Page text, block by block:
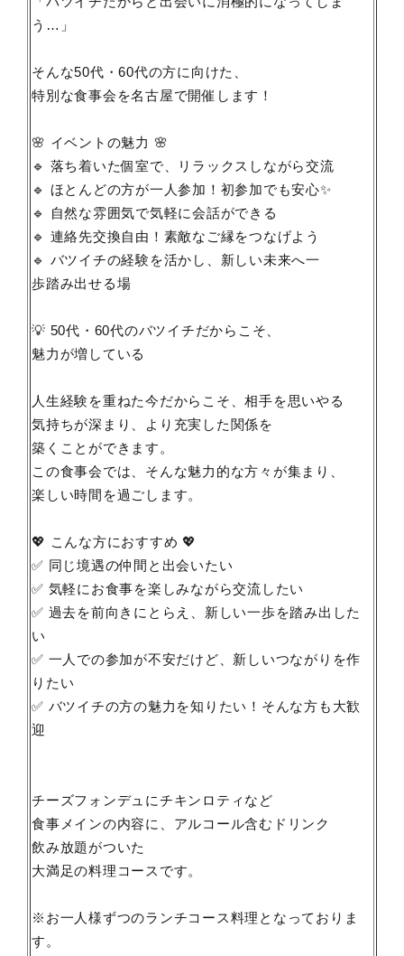
う…」
そんな50代・60代の方に向けた、
特別な食事会を名古屋で開催します！
🌸 イベントの魅力 🌸
🔹 落ち着いた個室で、リラックスしながら交流
🔹 ほとんどの方が一人参加！初参加でも安心✨
🔹 自然な雰囲気で気軽に会話ができる
🔹 連絡先交換自由！素敵なご縁をつなげよう
🔹 バツイチの経験を活かし、新しい未来へ一
歩踏み出せる場
💡 50代・60代のバツイチだからこそ、
魅力が増している
人生経験を重ねた今だからこそ、相手を思いやる
気持ちが深まり、より充実した関係を
築くことができます。
この食事会では、そんな魅力的な方々が集まり、
楽しい時間を過ごします。
💖 こんな方におすすめ 💖
✅ 同じ境遇の仲間と出会いたい
✅ 気軽にお食事を楽しみながら交流したい
✅ 過去を前向きにとらえ、新しい一歩を踏み出した
い
✅ 一人での参加が不安だけど、新しいつながりを作
りたい
✅ バツイチの方の魅力を知りたい！そんな方も大歓
迎
チーズフォンデュにチキンロティなど
食事メインの内容に、アルコール含むドリンク
飲み放題がついた
大満足の料理コースです。
※お一人様ずつのランチコース料理となっておりま
す。